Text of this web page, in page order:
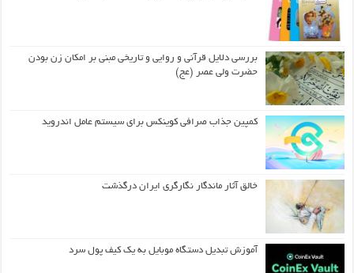
بررسی دلایل قرآنی و روایی و تاریخی مبنی بر امکان زن بودن
حضرت ولی عصر (عج)
کمپین جذاب صرافی کوینکس برای سیستم عامل اندروید
خالق آثار ماندگار نگارگری ایران درگذشت
آموزش تبدیل دستگاه موبایل به یک کیف‌ پول سرد